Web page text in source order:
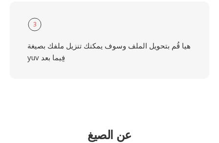
3
هيا قُم بتحويل الملف وسوف يمكنك تنزيل ملفك بصيغة
yuv فِيما بعد
عن الصيغ